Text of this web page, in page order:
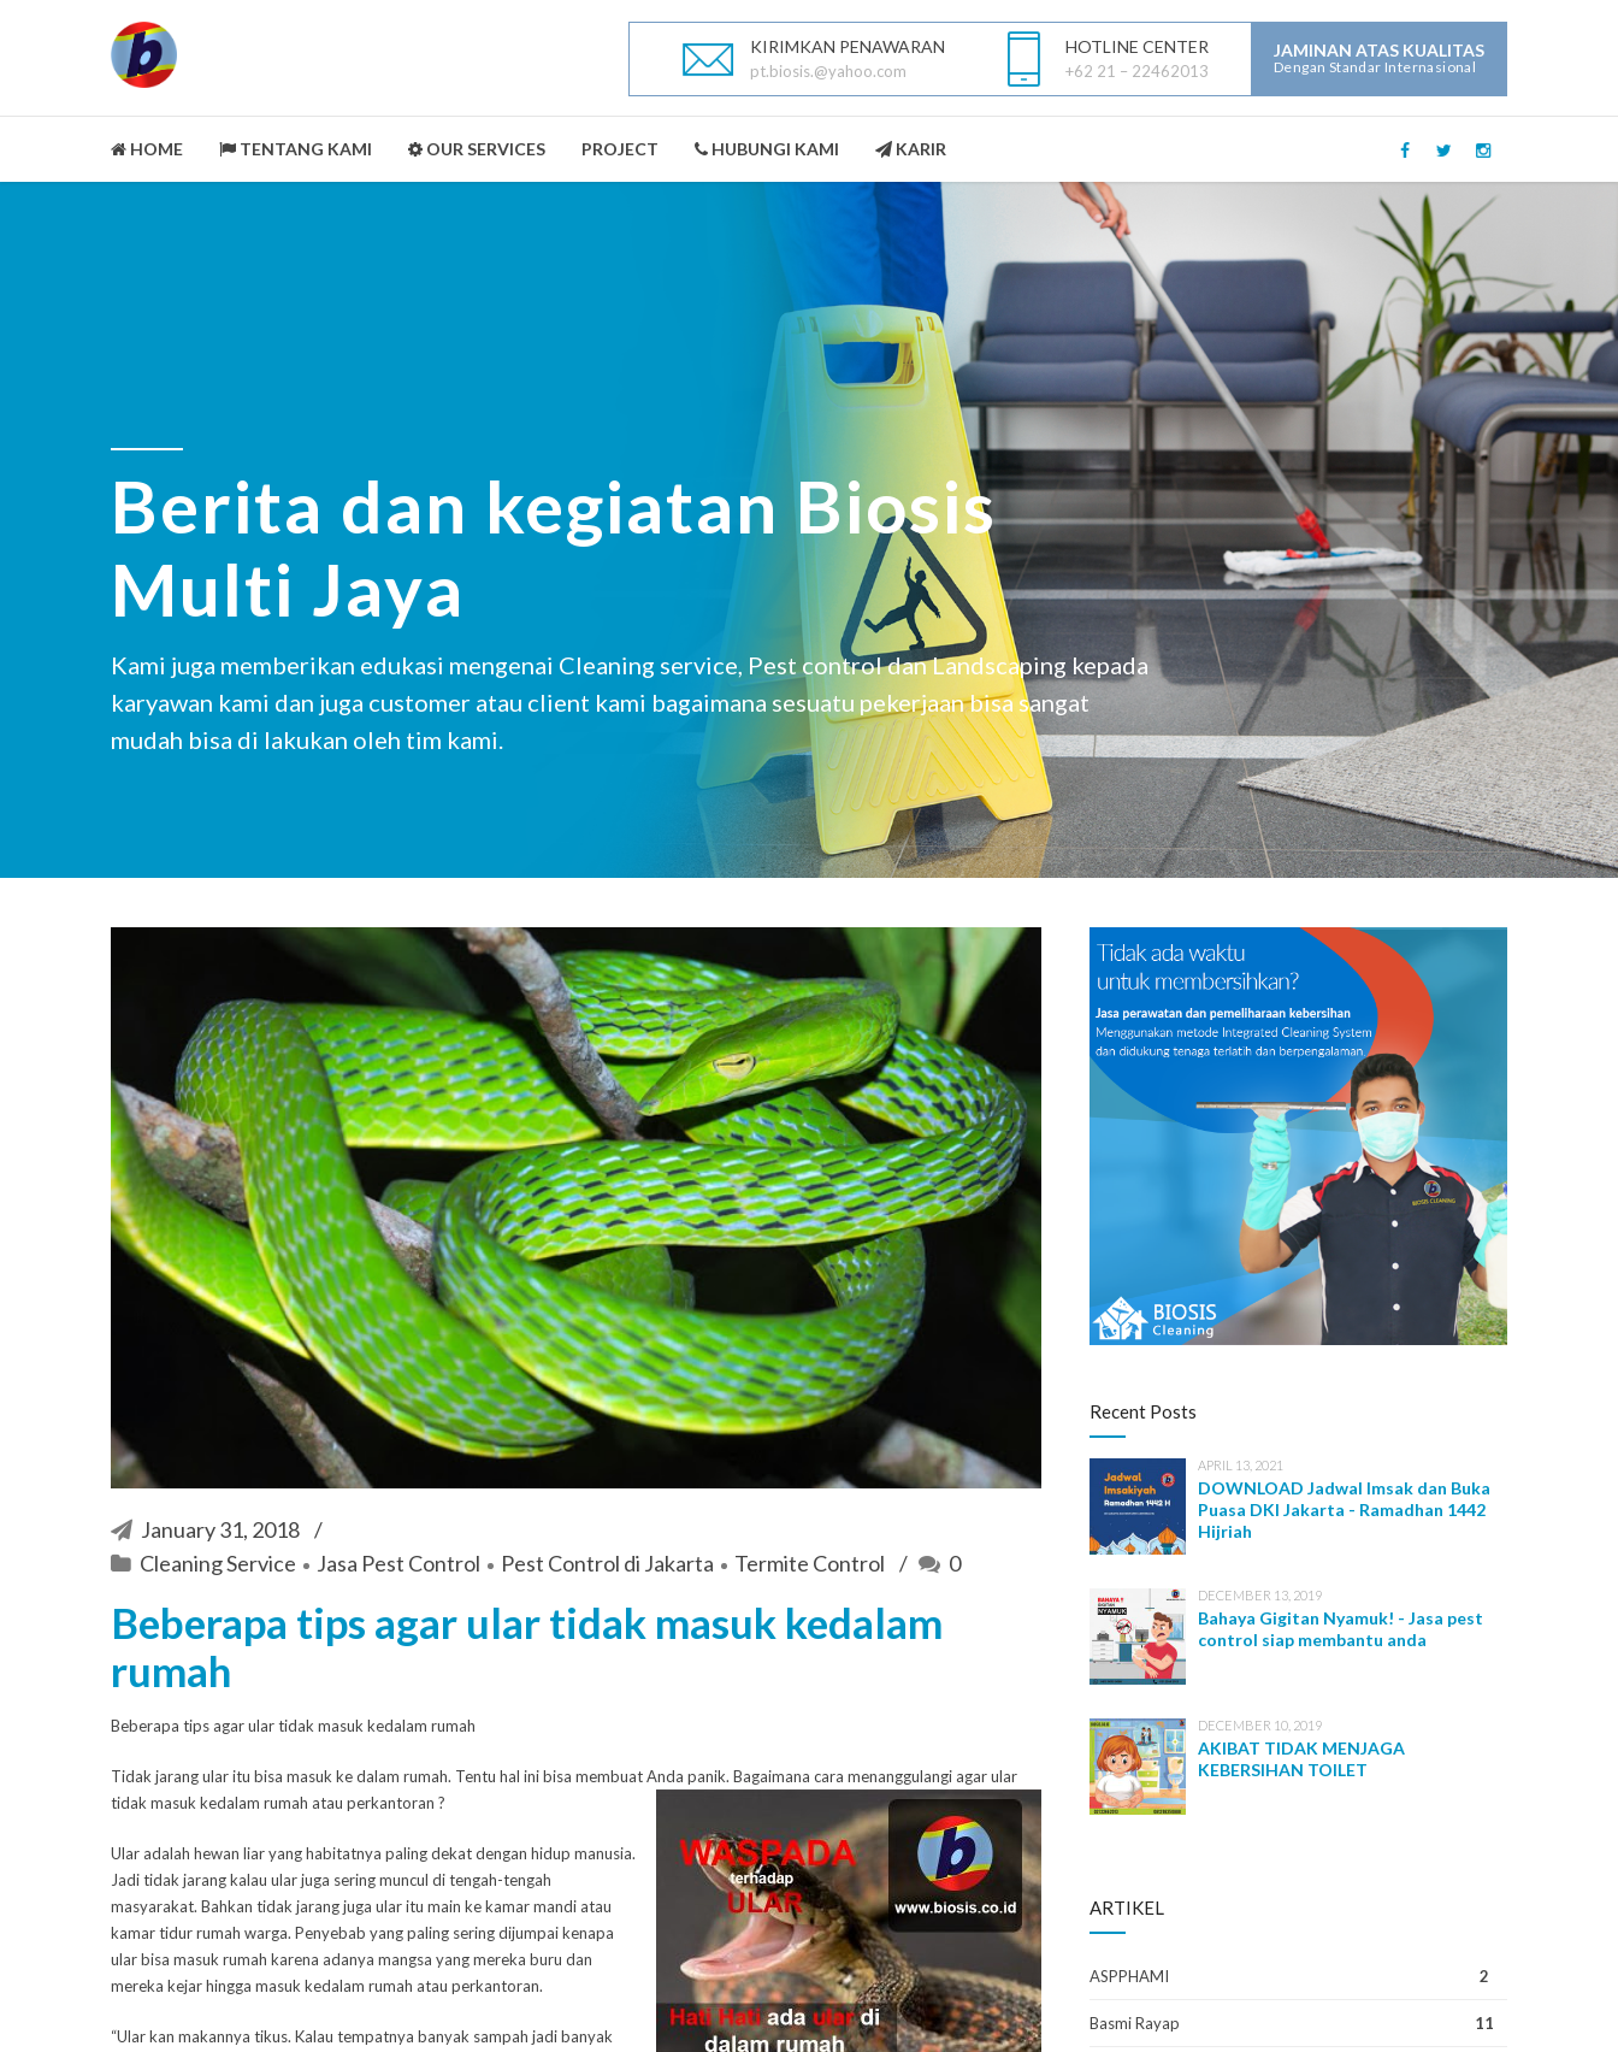
KIRIMKAN PENAWARAN
pt.biosis.@yahoo.com
HOTLINE CENTER
+62 21 – 22462013
JAMINAN ATAS KUALITAS
Dengan Standar Internasional
HOME TENTANG KAMI OUR SERVICES
LANDSCAPING
SELENGKAPNYA
LAYANAN JASA LAINNYA :
Mechanical Electrical Plumbing (
MEP )
Security
Building Maintenance
General Contractor
Building Construction
Maintenance
IT Solution
PROJECT HUBUNGI KAMI KARIR
Berita dan kegiatan Biosis
Multi Jaya
Kami juga memberikan edukasi mengenai Cleaning service, Pest control dan Landscaping kepada
karyawan kami dan juga customer atau client kami bagaimana sesuatu pekerjaan bisa sangat
mudah bisa di lakukan oleh tim kami.
January 31, 2018
Cleaning Service
Jasa Pest Control Pest Control di Jakarta Termite Control 0
Beberapa tips agar ular tidak masuk kedalam
rumah
Beberapa tips agar ular tidak masuk kedalam rumah
Tidak jarang ular itu bisa masuk ke dalam rumah. Tentu hal ini bisa membuat Anda panik. Bagaimana cara menanggulangi agar ular
tidak masuk kedalam rumah atau perkantoran ?
Ular adalah hewan liar yang habitatnya paling dekat dengan hidup manusia.
Jadi tidak jarang kalau ular juga sering muncul di tengah-tengah
masyarakat. Bahkan tidak jarang juga ular itu main ke kamar mandi atau
kamar tidur rumah warga. Penyebab yang paling sering dijumpai kenapa
ular bisa masuk rumah karena adanya mangsa yang mereka buru dan
mereka kejar hingga masuk kedalam rumah atau perkantoran.
“Ular kan makannya tikus. Kalau tempatnya banyak sampah jadi banyak
Recent Posts
APRIL 13, 2021
DOWNLOAD Jadwal Imsak dan Buka
Puasa DKI Jakarta - Ramadhan 1442
Hijriah
DECEMBER 13, 2019
Bahaya Gigitan Nyamuk! - Jasa pest
control siap membantu anda
DECEMBER 10, 2019
AKIBAT TIDAK MENJAGA
KEBERSIHAN TOILET
ARTIKEL
ASPPHAMI 2
Basmi Rayap 11